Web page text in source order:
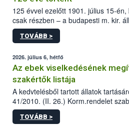
125 évvel ezelőtt 1901. július 15-
csak részben – a budapesti m. kir.
állomás a Kis Rókus utca 15. szám
tervezett új épületébe.
TOVÁBB >
2026. július 6, hétfő
Az ebek viselkedésének
szakértők listája
A kedvtelésből tartott állatok
41/2010. (II. 26.) Korm.rendelet
sérülés, illetve ennek veszélye
hatósági feladatokat, valamint a
TOVÁBB >